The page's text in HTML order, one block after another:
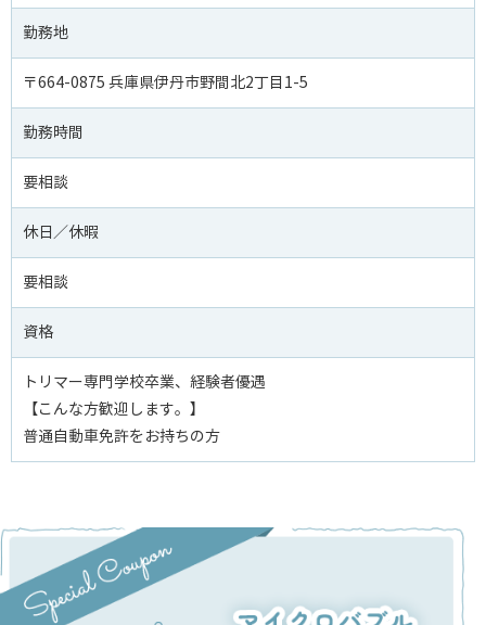
勤務地
〒664-0875 兵庫県伊丹市野間北2丁目1-5
勤務時間
要相談
休日／休暇
要相談
資格
トリマー専門学校卒業、経験者優遇
【こんな方歓迎します。】
普通自動車免許をお持ちの方